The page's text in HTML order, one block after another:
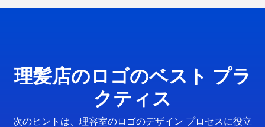
理髪店のロゴのベスト プラ
クティス
次のヒントは、理容室のロゴのデザイン プロセスに役立